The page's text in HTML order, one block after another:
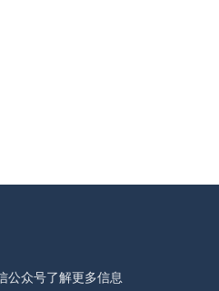
公众号了解更多信息